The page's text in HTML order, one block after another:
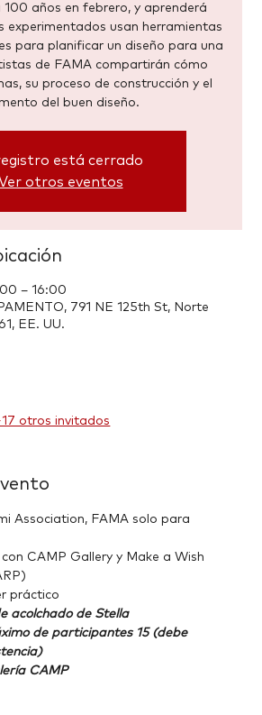
100 años en febrero, y aprenderá
experimentados usan herramientas
para planificar un diseño para una
de FAMA compartirán cómo
su proceso de construcción y el
del buen diseño.
está cerrado
otros eventos
– 16:00
791 NE 125th St, Norte
EE. UU.
otros invitados
Association, FAMA solo para
práctico
acolchado de Stella
de participantes 15 (debe
CAMP